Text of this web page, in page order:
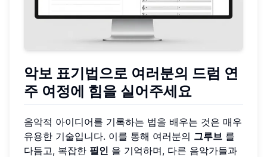
악보 표기법으로 여러분의 드럼 연
주 여정에 힘을 실어주세요
음악적 아이디어를 기록하는 법을 배우는 것은 매우
유용한 기술입니다. 이를 통해 여러분의 그루브 를
다듬고, 복잡한 필인 을 기억하며, 다른 음악가들과